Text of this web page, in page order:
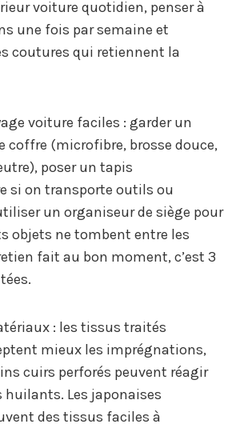
voiture quotidien, penser à
une fois par semaine et
coutures qui retiennent la
voiture faciles : garder un
coffre (microfibre, brosse douce,
poser un tapis
si on transporte outils ou
un organiseur de siège pour
objets ne tombent entre les
fait au bon moment, c’est 3
: les tissus traités
mieux les imprégnations,
cuirs perforés peuvent réagir
huilants. Les japonaises
des tissus faciles à